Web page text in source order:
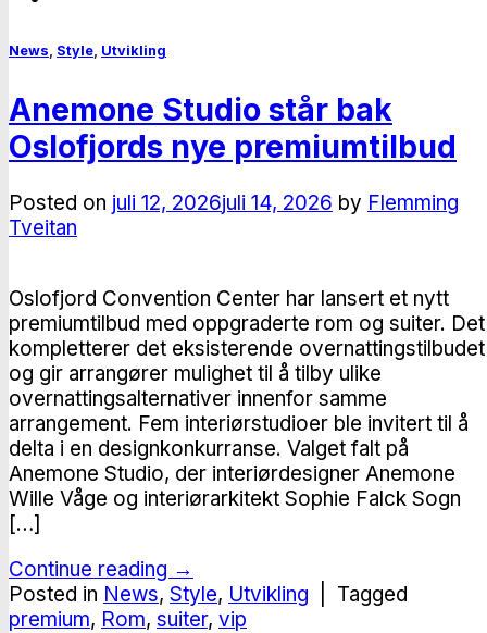
News, Style, Utvikling
Anemone Studio står bak
Oslofjords nye premiumtilbud
Posted on juli 12, 2026juli 14, 2026 by Flemming
Tveitan
Oslofjord Convention Center har lansert et nytt
premiumtilbud med oppgraderte rom og suiter. Det
kompletterer det eksisterende overnattingstilbudet
og gir arrangører mulighet til å tilby ulike
overnattingsalternativer innenfor samme
arrangement. Fem interiørstudioer ble invitert til å
delta i en designkonkurranse. Valget falt på
Anemone Studio, der interiørdesigner Anemone
Wille Våge og interiørarkitekt Sophie Falck Sogn
[…]
Continue reading →
Posted in News, Style, Utvikling
Tagged
premium, Rom, suiter, vip